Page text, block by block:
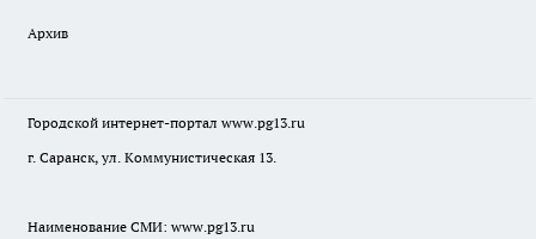
Архив
Городской интернет-портал www.pg13.ru
г. Саранск, ул. Коммунистическая 13.
Наименование СМИ: www.pg13.ru